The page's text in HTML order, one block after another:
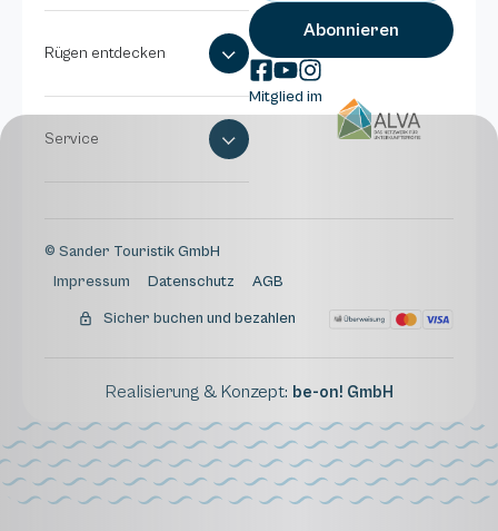
Rügen entdecken
Service
Mitglied im
© Sander Touristik GmbH
Impressum
Datenschutz AGB
Sicher buchen und bezahlen
Realisierung & Konzept: be-on! GmbH